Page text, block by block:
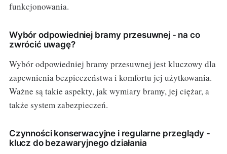
funkcjonowania.
Wybór odpowiedniej bramy przesuwnej - na co
zwrócić uwagę?
Wybór odpowiedniej bramy przesuwnej jest kluczowy dla
zapewnienia bezpieczeństwa i komfortu jej użytkowania.
Ważne są takie aspekty, jak wymiary bramy, jej ciężar, a
także system zabezpieczeń.
Czynności konserwacyjne i regularne przeglądy -
klucz do bezawaryjnego działania